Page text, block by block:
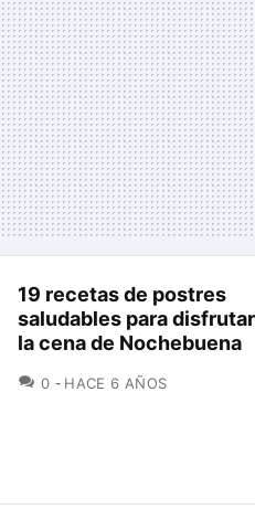
19 recetas de postres
saludables para disfrutar
la cena de Nochebuena
0 COMENTARIOS
HACE 6 AÑOS